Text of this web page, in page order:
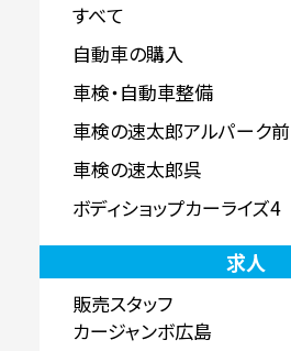
すべて
自動車の購入
車検・自動車整備
車検の速太郎アルパーク前
車検の速太郎呉
ボディショップカーライズ4
求人
販売スタッフ
カージャンボ広島